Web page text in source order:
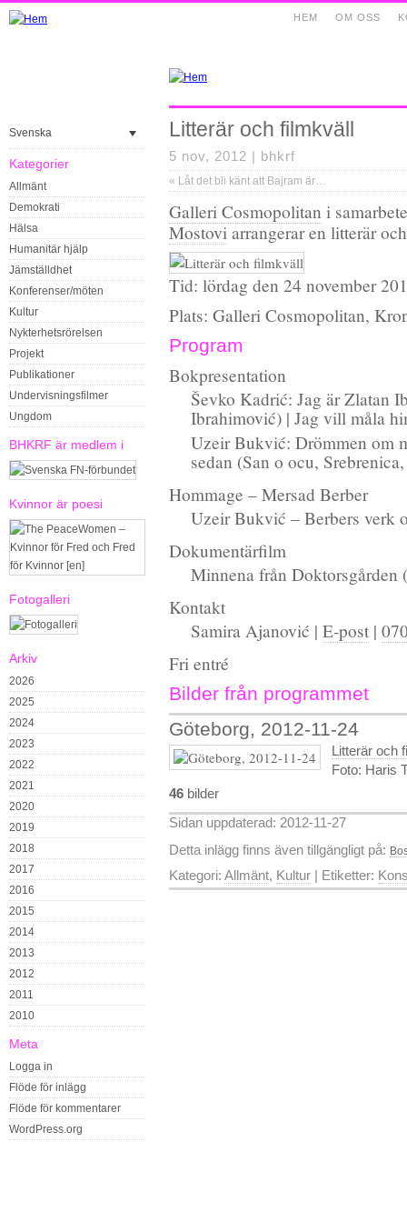
OM OSS
HEM
Svenska
Kategorier
Allmänt
Demokrati
Hälsa
Humanitär hjälp
Jämställdhet
Konferenser/möten
Kultur
Nykterhetsrörelsen
Projekt
Publikationer
Undervisningsfilmer
Ungdom
BHKRF är medlem i
Kvinnor är poesi
Fotogalleri
Arkiv
2026
2025
2024
2023
2022
2021
2020
2019
2018
2017
2016
2015
2014
2013
2012
2011
2010
Meta
Logga in
Flöde för inlägg
Flöde för kommentarer
WordPress.org
Litterär och filmkväll
5 nov, 2012 | bhkrf
« Låt det bli känt att Bajram är…
Galleri Cosmopolitan i
Mostovi arrangerar en litterär
Tid: lördag den 24 november
Plats: Galleri Cosmopolitan,
Program
Bokpresentation
Ševko Kadrić: Jag är Zlatan
Ibrahimović) | Jag vill måla
Uzeir Bukvić: Drömmen om
sedan (San o ocu,
Hommage – Mersad Berber
Uzeir Bukvić – Berbers verk
Dokumentärfilm
Minnena från Doktorsgården
Kontakt
Samira Ajanović | E-post |
Fri entré
Bilder från programmet
Göteborg, 2012-11-24
Litterär och
Foto: Haris
46 bilder
Sidan uppdaterad: 2012-11-27
Detta inlägg finns även tillgängligt på:
Kategori: Allmänt, Kultur | Etiketter: